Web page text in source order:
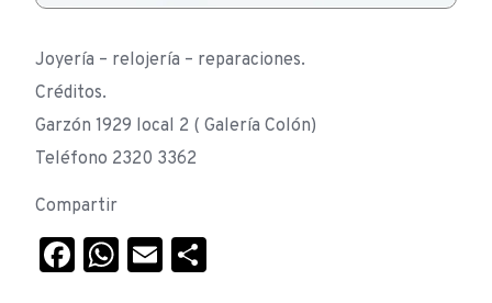
Joyería – relojería – reparaciones.
Créditos.
Garzón 1929 local 2 ( Galería Colón)
Teléfono 2320 3362
Compartir
Facebook
WhatsApp
Email